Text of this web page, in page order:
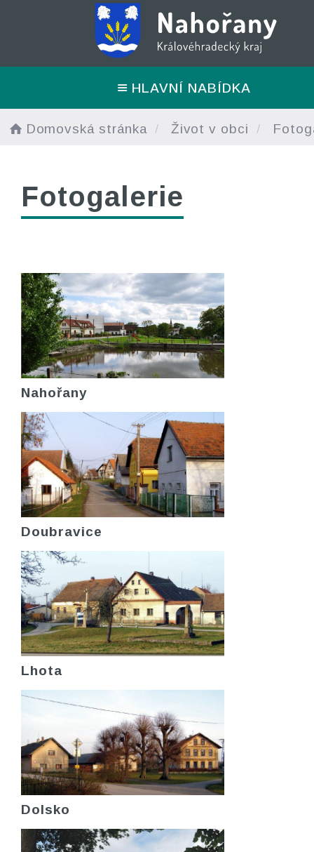
HLAVNÍ NABÍDKA
Domovská stránka Život v obci
Fotogalerie
Nahořany
Doubravice
Lhota
Dolsko